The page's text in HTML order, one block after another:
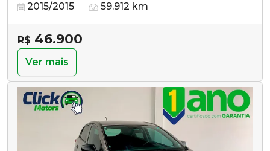
2015/2015 59.912 km
R$ 46.900
Ver mais